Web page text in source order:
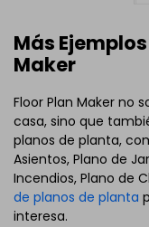
Más
Maker
Floor Plan Maker no
casa, sino que
planos de planta,
Asientos, Plano de
Incendios, Plano de
de planos de planta
interesa.